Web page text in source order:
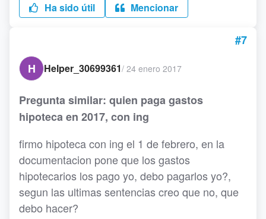
Ha sido útil Mencionar
#7
H
Helper_30699361/ 24 enero 2017
Pregunta similar: quien paga gastos
hipoteca en 2017, con ing
firmo hipoteca con ing el 1 de febrero, en la
documentacion pone que los gastos
hipotecarios los pago yo, debo pagarlos yo?,
segun las ultimas sentencias creo que no, que
debo hacer?